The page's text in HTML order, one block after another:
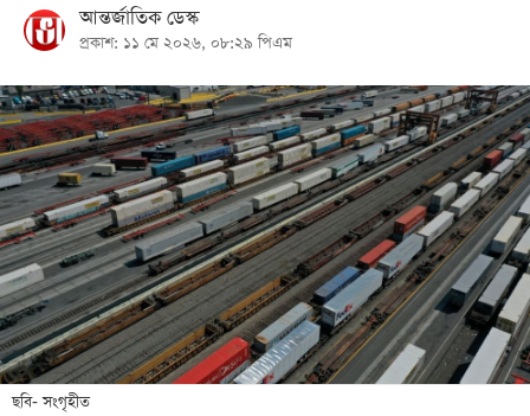
জাতীয়
রাজনীতি
অর্থনীতি
আন্তর্জাতিক
সারাদেশ
খেলা
বিনোদন
লাইফ
স্টাইল
শিক্ষা
আন্তর্জাতিক ডেস্ক
প্রকাশ: ১১ মে ২০২৬, ০৮:২৯ পিএম
ছবি- সংগৃহীত